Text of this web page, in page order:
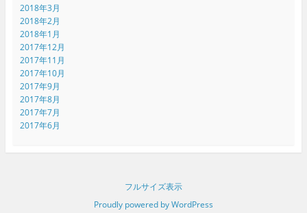
2018年3月
2018年2月
2018年1月
2017年12月
2017年11月
2017年10月
2017年9月
2017年8月
2017年7月
2017年6月
フルサイズ表示
Proudly powered by WordPress